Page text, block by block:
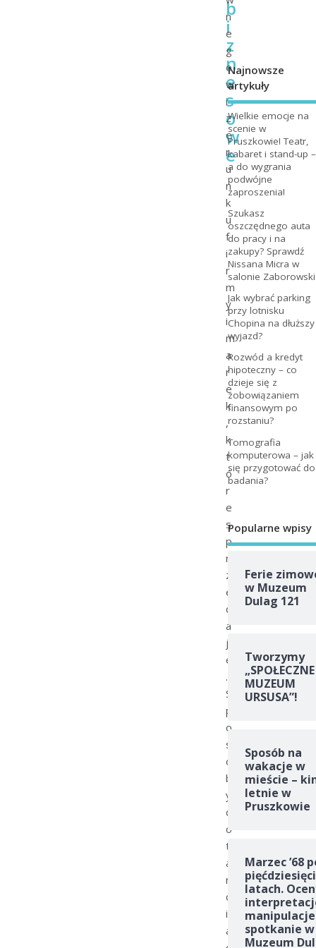
b
i
z
n
e
s
o
w
e
n
e
g
o
w
i
z
e
r
u
n
k
u
f
i
r
m
y
i
m
a
r
e
k
,
k
t
ó
r
e
s
p
r
z
e
d
a
j
e
.
S
p
o
s
o
b
y
d
o
t
a
r
c
i
a
Najnowsze
artykuły
Wielkie emocje na
scenie w
Pruszkowie! Teatr,
kabaret i stand-up –
a do wygrania
podwójne
zaproszenia!
Szukasz
oszczędnego auta
do pracy i na
zakupy? Sprawdź
Nissana Micra w
salonie Zaborowski
Jak wybrać parking
przy lotnisku
Chopina na dłuższy
wyjazd?
Rozwód a kredyt
hipoteczny – co
dzieje się z
zobowiązaniem
finansowym po
rozstaniu?
Tomografia
komputerowa – jak
się przygotować do
badania?
Popularne wpisy
Ferie
w Muzeum
Dulag 121
Tworzymy
„SPOŁECZNE
MUZEUM
URSUSA”!
Sposób na
wakacje w
mieście –
letnie w
Pruszkowie
Marzec ’68
latach.
spotkanie w
Muzeum